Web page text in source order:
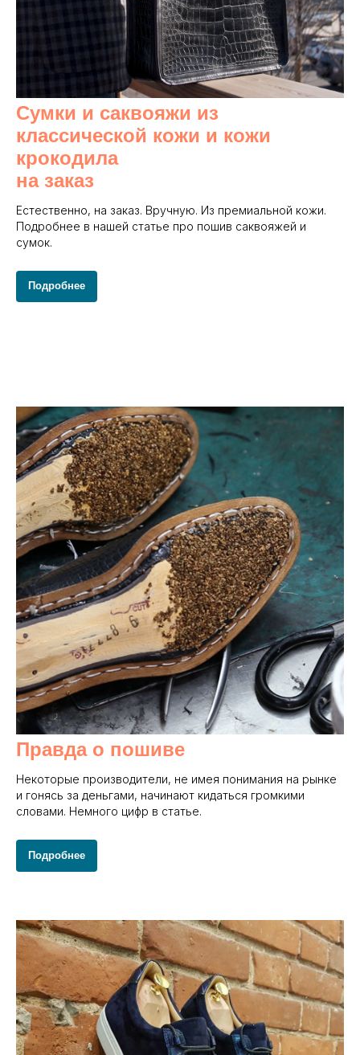
Сумки и саквояжи из
классической кожи и кожи
крокодила
на заказ
Естественно, на заказ. Вручную. Из премиальной кожи.
Подробнее в нашей статье про пошив саквояжей и
сумок.
Подробнее
Правда о пошиве
Некоторые производители, не имея понимания на рынке
и гонясь за деньгами, начинают кидаться громкими
словами. Немного цифр в статье.
Подробнее